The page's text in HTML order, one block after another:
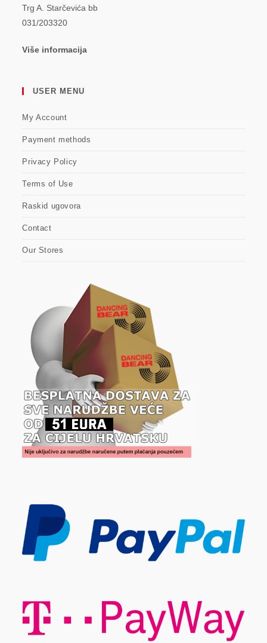
Trg A. Starčevića bb
031/203320
Više informacija
USER MENU
My Account
Payment methods
Privacy Policy
Terms of Use
Raskid ugovora
Contact
Our Stores